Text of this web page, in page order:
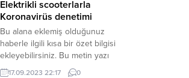
Elektrikli scooterlarla
Koronavirüs denetimi
Bu alana eklemiş olduğunuz
haberle ilgili kısa bir özet bilgisi
ekleyebilirsiniz. Bu metin yazı
düzenleme sayfasında “Özet”
17.09.2023 22:17 0